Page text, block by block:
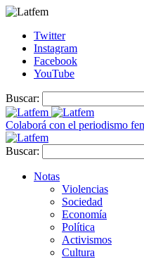
Twitter
Instagram
Facebook
YouTube
Buscar:
Colaborá con el periodismo
Buscar:
Notas
Violencias
Sociedad
Economía
Política
Activismos
Cultura